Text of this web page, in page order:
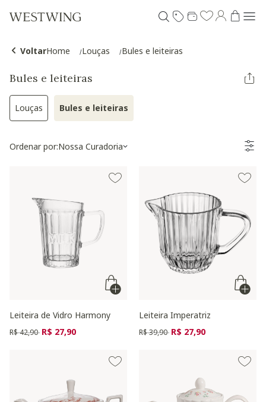
VoltarHome Louças Bules e leiteiras
Bules e leiteiras
LouçasRefinar por Categoria: Louças
Bules e leiteiras
Ordenar por:Nossa Curadoria
Leiteira de Vidro Harmony
Preço reduzido de
R$ 42,90 para
R$ 27,90
Leiteira Imperatriz
Preço reduzido de
R$ 39,90 para
R$ 27,90